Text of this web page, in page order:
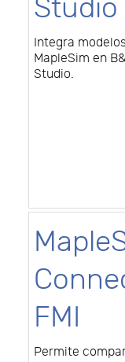
Studio
Integra
MapleSim en
Studio.
FMI
Permite